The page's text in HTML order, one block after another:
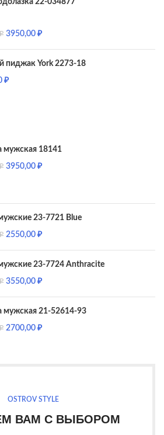
22-034877
₽ 3950,00₽
пиджак York 2273-18
₽
мужская 18141
₽ 3950,00₽
23-7721 Blue
₽ 2550,00₽
23-7724 Anthracite
₽ 3550,00₽
мужская 21-52614-93
₽ 2700,00₽
OSTROV STYLE
ВАМ С ВЫБОРОМ